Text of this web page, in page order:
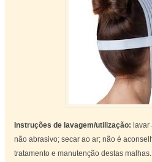
Instruções de lavagem/utilização: lavar
não abrasivo; secar ao ar; não é
tratamento e manutenção destas